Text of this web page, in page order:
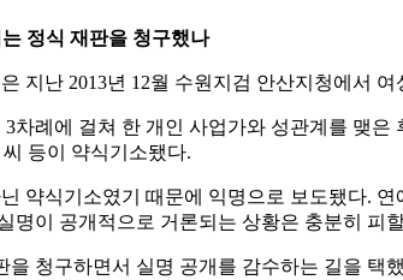
정식 재판을 청구했나
지난 2013년 12월 수원지검 안산지청에서
차례에 걸쳐 한 개인 사업가와 성관계를 맺
등이 약식기소됐다.
약식기소였기 때문에 익명으로 보도됐다.
명이 공개적으로 거론되는 상황은 충분히 피
을 청구하면서 실명 공개를 감수하는 길을